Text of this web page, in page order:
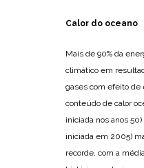
Calor do oceano
Mais de 90% da
climático em
gases com efeito de
conteúdo de calor
iniciada nos anos
iniciada em 2005)
recorde, com a